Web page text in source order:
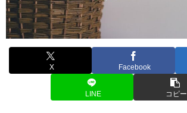
X Facebook
LINE コピー